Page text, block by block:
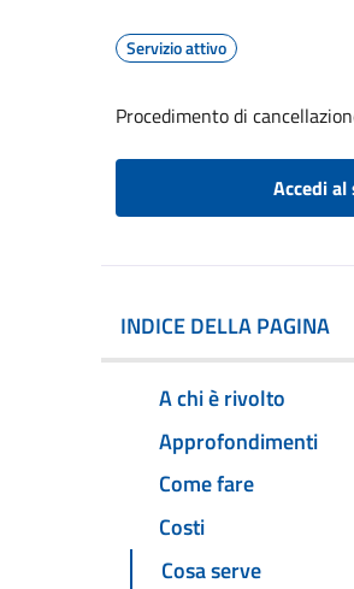
Servizio attivo
Procedimento di
Accedi
INDICE DELLA PAGINA
A chi è rivolto
Approfondimenti
Come fare
Costi
Cosa serve